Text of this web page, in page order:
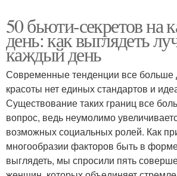
50 бьюти-секретов на
день: как выглядеть
каждый день
Современные тенденции все больше
красоты нет единых стандартов и
Существование таких границ все
вопрос, ведь неумолимо
возможных социальных ролей. Как
многообразии факторов быть в
выглядеть, мы спросили пять